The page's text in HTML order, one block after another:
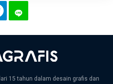
15 tahun dalam desain grafis dan